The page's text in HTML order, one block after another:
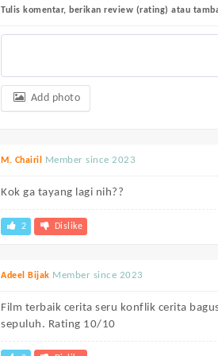
Tulis komentar, berikan review (rating) atau
Add photo
M. Chairil Member since 2023
Kok ga tayang lagi nih??
2 Dislike
Adeel Bijak Member since 2023
Film terbaik cerita seru konflik cerita
sepuluh. Rating 10/10